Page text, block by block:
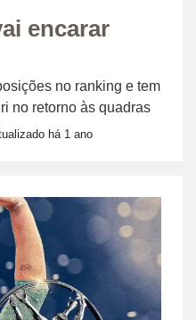
encarar
no ranking e tem
no retorno às quadras
há 1 ano